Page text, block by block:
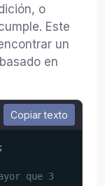
o
Este
un
en
Copiar texto
;
que 3